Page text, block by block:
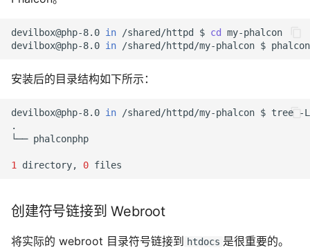
devilbox@php-8.0 in /shared/httpd $ cd
devilbox@php-8.0 in /shared/httpd/my-phalcon $ phalcon
安装后的目录结构如下所示：
devilbox@php-8.0 in /shared/httpd/my-phalcon $ tree
-L
└──
1 directory, 0
创建符号链接到 Webroot
将实际的 webroot 目录符号链接到 htdocs 是很重要的。